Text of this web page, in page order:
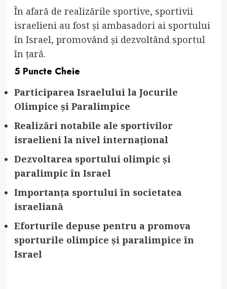
În afară de realizările sportive, sportivii
israelieni au fost și ambasadori ai sportului
în Israel, promovând și dezvoltând sportul
în țară.
5 Puncte Cheie
Participarea Israelului la Jocurile
Olimpice și Paralimpice
Realizări notabile ale sportivilor
israelieni la nivel internațional
Dezvoltarea sportului olimpic și
paralimpic în Israel
Importanța sportului în societatea
israeliană
Eforturile depuse pentru a promova
sporturile olimpice și paralimpice în
Israel